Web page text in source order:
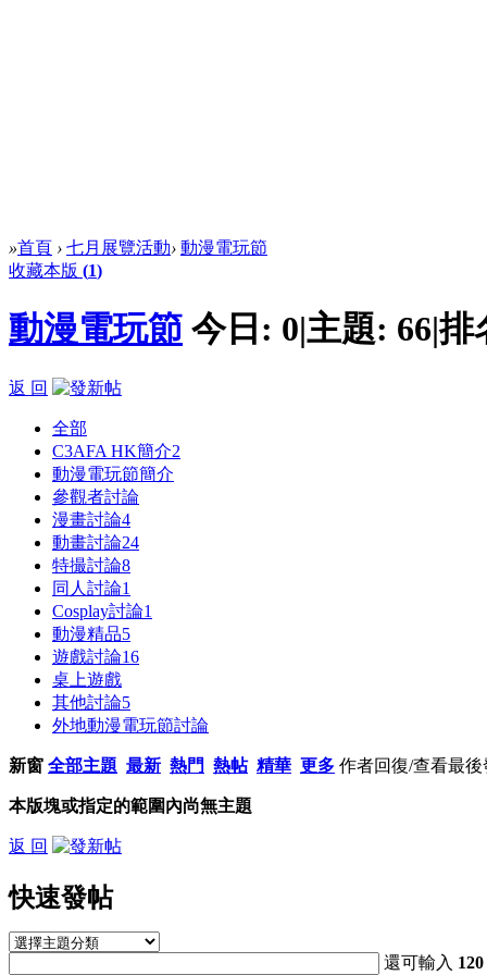
»首頁 › 七月展覽活動› 動漫電玩節
收藏本版 (1)
動漫電玩節 今日: 0|主題: 66|排
返 回
全部
C3AFA HK簡介2
動漫電玩節簡介
參觀者討論
漫畫討論4
動畫討論24
特撮討論8
同人討論1
Cosplay討論1
動漫精品5
遊戲討論16
桌上遊戲
其他討論5
外地動漫電玩節討論
新窗 全部主題 最新 熱門 熱帖 精華 更多 作者回復/查看最後
本版塊或指定的範圍內尚無主題
返 回
快速發帖
還可輸入 120